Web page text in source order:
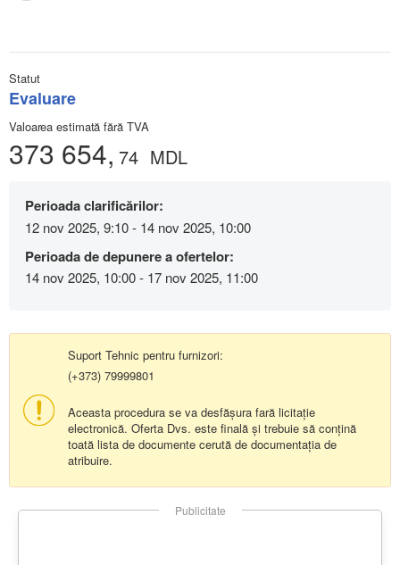
Statut
Evaluare
Valoarea estimată fără TVA
373 654, 74 MDL
Perioada clarificărilor:
12 nov 2025, 9:10 - 14 nov 2025, 10:00
Perioada de depunere a ofertelor:
14 nov 2025, 10:00 - 17 nov 2025, 11:00
Suport Tehnic pentru furnizori:
(+373) 79999801
Aceasta procedura se va desfășura fară licitație
electronică. Oferta Dvs. este finală și trebuie să conțină
toată lista de documente cerută de documentația de
atribuire.
Publicitate